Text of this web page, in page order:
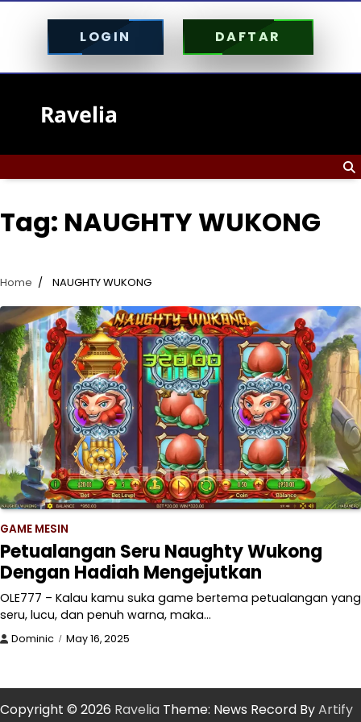
LOGIN DAFTAR
contentRavelia
Tag: NAUGHTY WUKONG
Home NAUGHTY WUKONG
GAME MESIN
Petualangan Seru Naughty Wukong
Dengan Hadiah Mengejutkan
OLE777 – Kalau kamu suka game bertema petualangan yang
seru, lucu, dan penuh warna, maka…
Dominic May 16, 2025
Copyright © 2026 Ravelia Theme: News Record ByArtify